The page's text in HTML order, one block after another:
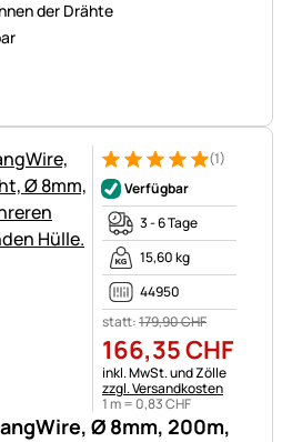
der Drähte
Ø 8mm, 200m,
Bewertung: 5 von 5 (1
1 Bewertung
(1)
Verfügbar
3 - 6 Tage
15,60 kg
44950
statt:179,90CHF
166,35CHF
Steuerhinweis:
inkl. MwSt. und Zölle
zzgl. Versandkosten
1 m = 0,83CHF